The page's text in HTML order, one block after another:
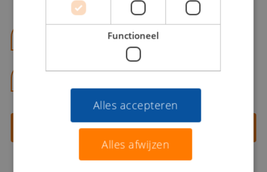
benno@viajou.nl
Contact opnemen
Functioneel
Alles accepteren
Alles afwijzen